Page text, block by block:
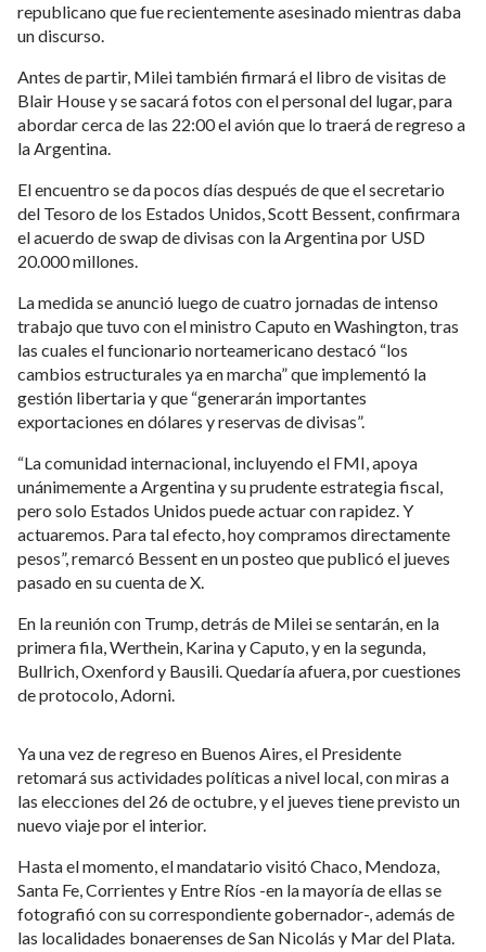
republicano que fue recientemente asesinado mientras daba
un discurso.
Antes de partir, Milei también firmará el libro de visitas de
Blair House y se sacará fotos con el personal del lugar, para
abordar cerca de las 22:00 el avión que lo traerá de regreso a
la Argentina.
El encuentro se da pocos días después de que el secretario
del Tesoro de los Estados Unidos, Scott Bessent, confirmara
el acuerdo de swap de divisas con la Argentina por USD
20.000 millones.
La medida se anunció luego de cuatro jornadas de intenso
trabajo que tuvo con el ministro Caputo en Washington, tras
las cuales el funcionario norteamericano destacó “los
cambios estructurales ya en marcha” que implementó la
gestión libertaria y que “generarán importantes
exportaciones en dólares y reservas de divisas”.
“La comunidad internacional, incluyendo el FMI, apoya
unánimemente a Argentina y su prudente estrategia fiscal,
pero solo Estados Unidos puede actuar con rapidez. Y
actuaremos. Para tal efecto, hoy compramos directamente
pesos”, remarcó Bessent en un posteo que publicó el jueves
pasado en su cuenta de X.
En la reunión con Trump, detrás de Milei se sentarán, en la
primera fila, Werthein, Karina y Caputo, y en la segunda,
Bullrich, Oxenford y Bausili. Quedaría afuera, por cuestiones
de protocolo, Adorni.